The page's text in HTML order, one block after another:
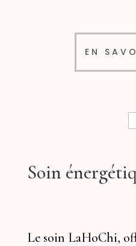
EN
Soin
Le soin LaHoChi,